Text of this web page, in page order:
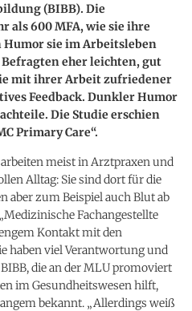
(BIBB). Die
als 600 MFA, wie sie ihre
sie im Arbeitsleben
eher leichten, gut
mit ihrer Arbeit zufriedener
Feedback. Dunkler Humor
Die Studie erschien
Primary Care“.
meist in Arztpraxen und
Alltag: Sie sind dort für die
aber zum Beispiel auch Blut ab
Fachangestellte
Kontakt mit den
haben viel Verantwortung und
BIBB, die an der MLU promoviert
im Gesundheitswesen hilft,
bekannt. „Allerdings weiß